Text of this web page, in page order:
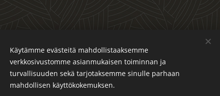
Evästeet
Kielet
Suomi
English
Käytämme evästeitä mahdollistaaksemme
verkkosivustomme asianmukaisen toiminnan ja
turvallisuuden sekä tarjotaksemme sinulle parhaan
mahdollisen käyttökokemuksen.